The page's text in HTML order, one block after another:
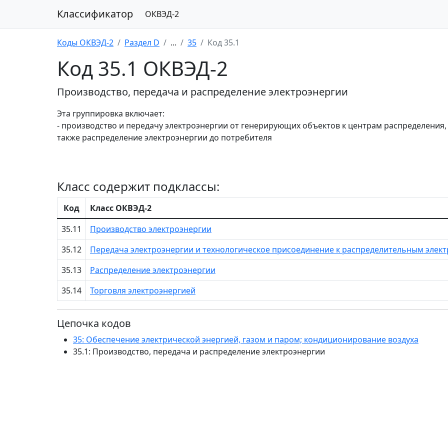
Классификатор ОКВЭД-2
Коды ОКВЭД-2 Раздел D ... 35 Код 35.1
Код 35.1 ОКВЭД-2
Производство, передача и распределение электроэнергии
Эта группировка включает:
- производство и передачу электроэнергии от генерирующих объектов к центрам распределения,
также распределение электроэнергии до потребителя
Класс содержит подклассы:
Код
Класс ОКВЭД-2
35.11
Производство электроэнергии
35.12
Передача электроэнергии и технологическое присоединение к распределительным
35.13
Распределение электроэнергии
35.14
Торговля электроэнергией
Цепочка кодов
35: Обеспечение электрической энергией, газом и паром; кондиционирование воздуха
35.1: Производство, передача и распределение электроэнергии